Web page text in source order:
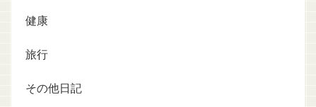
健康
旅行
その他日記